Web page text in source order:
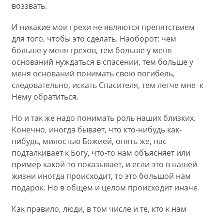
воззвать.
И никакие мои грехи не являются препятствием
для того, чтобы это сделать. Наоборот: чем
больше у меня грехов, тем больше у меня
оснований нуждаться в спасении, тем больше у
меня оснований понимать свою погибель,
следовательно, искать Спасителя, тем легче мне к
Нему обратиться.
Но и так же надо понимать роль наших близких.
Конечно, иногда бывает, что кто-нибудь как-
нибудь, милостью Божией, опять же, нас
подталкивает к Богу, что-то нам объясняет или
пример какой-то показывает, и если это в нашей
жизни иногда происходит, то это большой нам
подарок. Но в общем и целом происходит иначе.
Как правило, люди, в том числе и те, кто к нам